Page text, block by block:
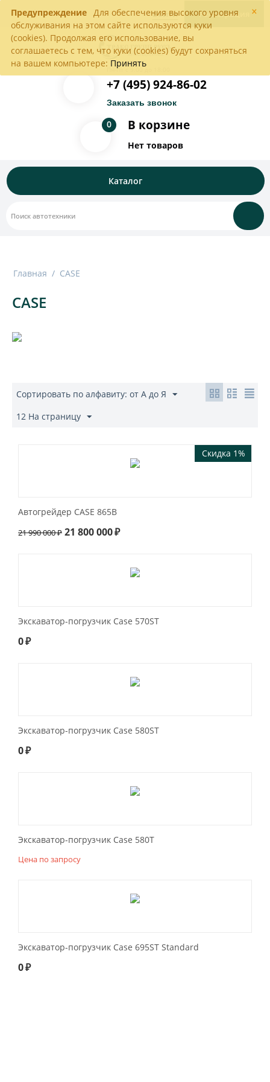
×
Предупреждение Для обеспечения высокого уровня
обслуживания на этом сайте используются куки
(cookies). Продолжая его использование, вы
соглашаетесь с тем, что куки (cookies) будут сохраняться
на вашем компьютере: Принять
Войти Регистрация
Пн-Пт с 9:00 до 18:00
+7 (495) 924-86-02
Заказать звонок
В корзине
0
Нет товаров
Каталог
Главная / CASE
CASE
Сортировать по алфавиту: от А до Я
12 На страницу
Скидка 1%
Автогрейдер CASE 865B
21 990 000₽ 21 800 000₽
Экскаватор-погрузчик Case 570ST
0₽
Экскаватор-погрузчик Case 580ST
0₽
Экскаватор-погрузчик Case 580T
Цена по запросу
Экскаватор-погрузчик Case 695ST Standard
0₽